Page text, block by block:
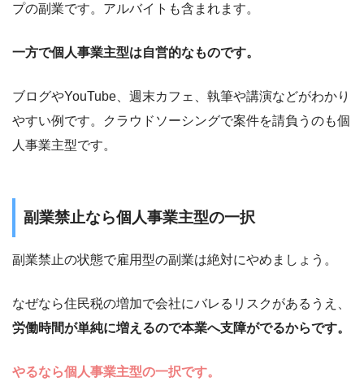
プの副業です。アルバイトも含まれます。
一方で個人事業主型は自営的なものです。
ブログやYouTube、週末カフェ、執筆や講演などがわかり
やすい例です。クラウドソーシングで案件を請負うのも個
人事業主型です。
副業禁止なら個人事業主型の一択
副業禁止の状態で雇用型の副業は絶対にやめましょう。
なぜなら住民税の増加で会社にバレるリスクがあるうえ、
労働時間が単純に増えるので本業へ支障がでるからです。
やるなら個人事業主型の一択です。